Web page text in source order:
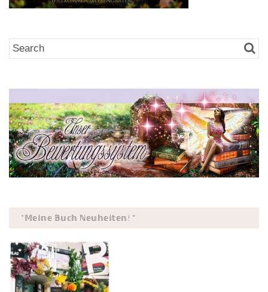
*𝕄𝕖𝕚𝕟𝕖 𝔹𝕦𝕔𝕙 ℕ𝕖𝕦𝕙𝕖𝕚𝕥𝕖𝕟! *